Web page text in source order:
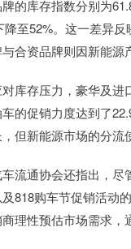
的库存指数分别为
降至52%。这一差异
合资品牌则因新能源
库存压力，豪华及
的促销力度达到了
但新能源市场的分流
流通协会还指出，尽
818购车节促销活动
理性预估市场需求，